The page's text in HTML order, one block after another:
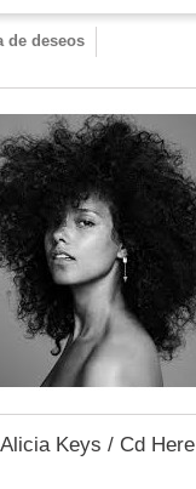
de deseos
Alicia Keys / Cd Here